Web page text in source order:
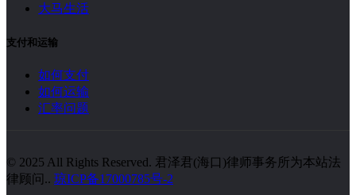
大马生活
支付和运输
如何支付
如何运输
汇率问题
© 2025 All Rights Reserved. 君泽君(海口)律师事务所为本站法
律顾问.. 琼ICP备17000785号-2